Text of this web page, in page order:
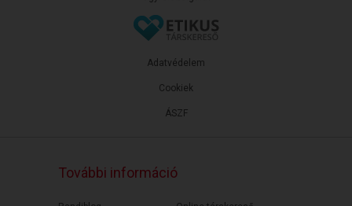
ÁSZF
Adatvédelem
Cookiek
További információ